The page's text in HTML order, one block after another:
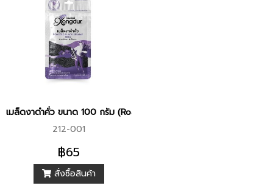
เมล็ดงาดำคั่ว ขนาด 100 กรัม (Roasted Black Sesame Seed)
212-001
฿65
สั่งซื้อสินค้า